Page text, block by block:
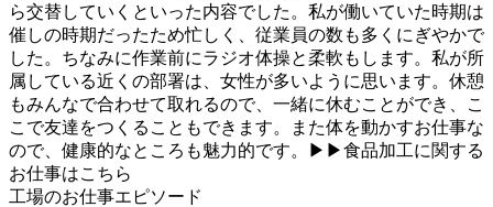
ら交替していくといった内容でした。私が働いていた時期は
催しの時期だったため忙しく、従業員の数も多くにぎやかで
した。ちなみに作業前にラジオ体操と柔軟もします。私が所
属している近くの部署は、女性が多いように思います。休憩
もみんなで合わせて取れるので、一緒に休むことができ、こ
こで友達をつくることもできます。また体を動かすお仕事な
ので、健康的なところも魅力的です。▶▶食品加工に関する
お仕事はこちら
工場のお仕事エピソード